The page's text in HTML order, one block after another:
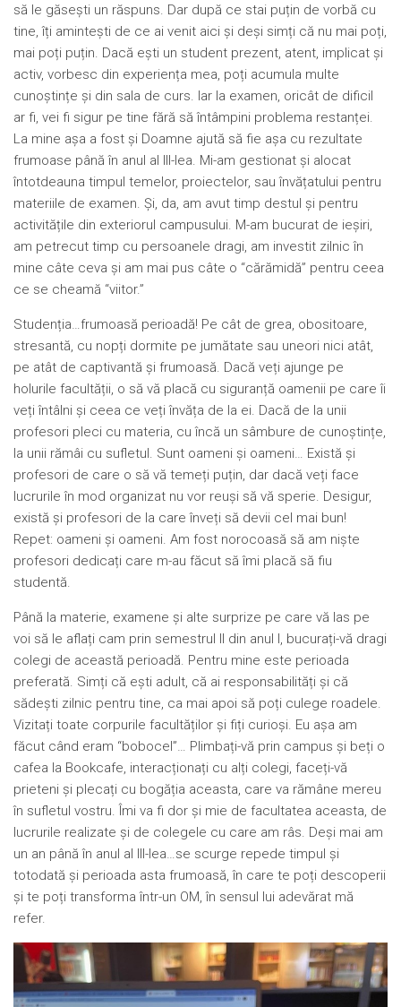
să le găsești un răspuns. Dar după ce stai puțin de vorbă cu
tine, îți amintești de ce ai venit aici și deși simți că nu mai poți,
mai poți puțin. Dacă ești un student prezent, atent, implicat și
activ, vorbesc din experiența mea, poți acumula multe
cunoștințe și din sala de curs. Iar la examen, oricât de dificil
ar fi, vei fi sigur pe tine fără să întâmpini problema restanței.
La mine așa a fost și Doamne ajută să fie așa cu rezultate
frumoase până în anul al III-lea. Mi-am gestionat și alocat
întotdeauna timpul temelor, proiectelor, sau învățatului pentru
materiile de examen. Și, da, am avut timp destul și pentru
activitățile din exteriorul campusului. M-am bucurat de ieșiri,
am petrecut timp cu persoanele dragi, am investit zilnic în
mine câte ceva și am mai pus câte o “cărămidă” pentru ceea
ce se cheamă “viitor.”
Studenția…frumoasă perioadă! Pe cât de grea, obositoare,
stresantă, cu nopți dormite pe jumătate sau uneori nici atât,
pe atât de captivantă și frumoasă. Dacă veți ajunge pe
holurile facultății, o să vă placă cu siguranță oamenii pe care îi
veți întâlni și ceea ce veți învăța de la ei. Dacă de la unii
profesori pleci cu materia, cu încă un sâmbure de cunoștințe,
la unii rămâi cu sufletul. Sunt oameni și oameni… Există și
profesori de care o să vă temeți puțin, dar dacă veți face
lucrurile în mod organizat nu vor reuși să vă sperie. Desigur,
există și profesori de la care înveți să devii cel mai bun!
Repet: oameni și oameni. Am fost norocoasă să am niște
profesori dedicați care m-au făcut să îmi placă să fiu
studentă.
Până la materie, examene și alte surprize pe care vă las pe
voi să le aflați cam prin semestrul II din anul I, bucurați-vă dragi
colegi de această perioadă. Pentru mine este perioada
preferată. Simți că ești adult, că ai responsabilități și că
sădești zilnic pentru tine, ca mai apoi să poți culege roadele.
Vizitați toate corpurile facultăților și fiți curioși. Eu așa am
făcut când eram “bobocel”… Plimbați-vă prin campus și beți o
cafea la Bookcafe, interacționați cu alți colegi, faceți-vă
prieteni și plecați cu bogăția aceasta, care va rămâne mereu
în sufletul vostru. Îmi va fi dor și mie de facultatea aceasta, de
lucrurile realizate și de colegele cu care am râs. Deși mai am
un an până în anul al III-lea…se scurge repede timpul și
totodată și perioada asta frumoasă, în care te poți descoperii
și te poți transforma într-un OM, în sensul lui adevărat mă
refer.